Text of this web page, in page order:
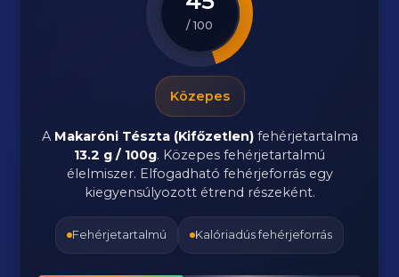
/ 100
Közepes
A Makaróni Tészta (Kifőzetlen)fehérjetartalma
13.2 g / 100g. Közepes fehérjetartalmú
élelmiszer. Elfogadható fehérjeforrás egy
kiegyensúlyozott étrend részeként.
Fehérjetartalmú Kalóriadús fehérjeforrás